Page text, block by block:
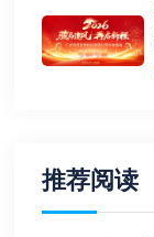
推荐阅读